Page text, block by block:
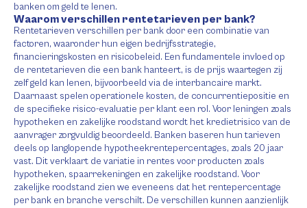
banken om geld te lenen.
Waarom verschillen rentetarieven per bank?
Rentetarieven verschillen per bank door een combinatie van
factoren, waaronder hun eigen bedrijfsstrategie,
financieringskosten en risicobeleid. Een fundamentele invloed op
de rentetarieven die een bank hanteert, is de prijs waartegen zij
zelf geld kan lenen, bijvoorbeeld via de interbancaire markt.
Daarnaast spelen operationele kosten, de concurrentiepositie en
de specifieke risico-evaluatie per klant een rol. Voor leningen zoals
hypotheken en zakelijke roodstand wordt het kredietrisico van de
aanvrager zorgvuldig beoordeeld. Banken baseren hun tarieven
deels op langlopende hypotheekrentepercentages, zoals 20 jaar
vast. Dit verklaart de variatie in rentes voor producten zoals
hypotheken, spaarrekeningen en zakelijke roodstand. Voor
zakelijke roodstand zien we eveneens dat het rentepercentage
per bank en branche verschilt. De verschillen kunnen aanzienlijk